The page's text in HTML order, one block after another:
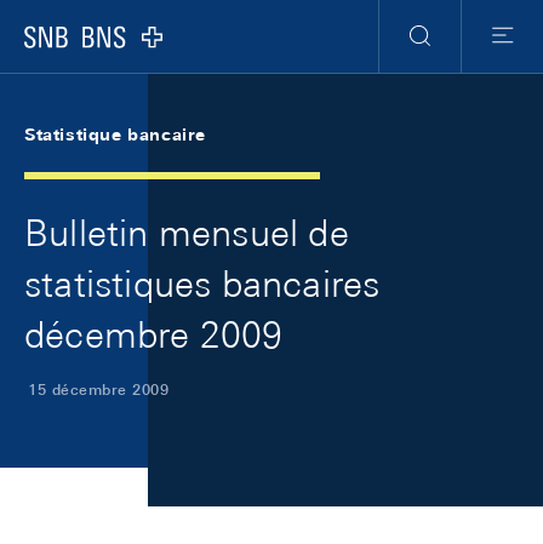
Logo
RechercheMenu
Statistique bancaire
Bulletin mensuel de
statistiques bancaires
décembre 2009
15 décembre 2009